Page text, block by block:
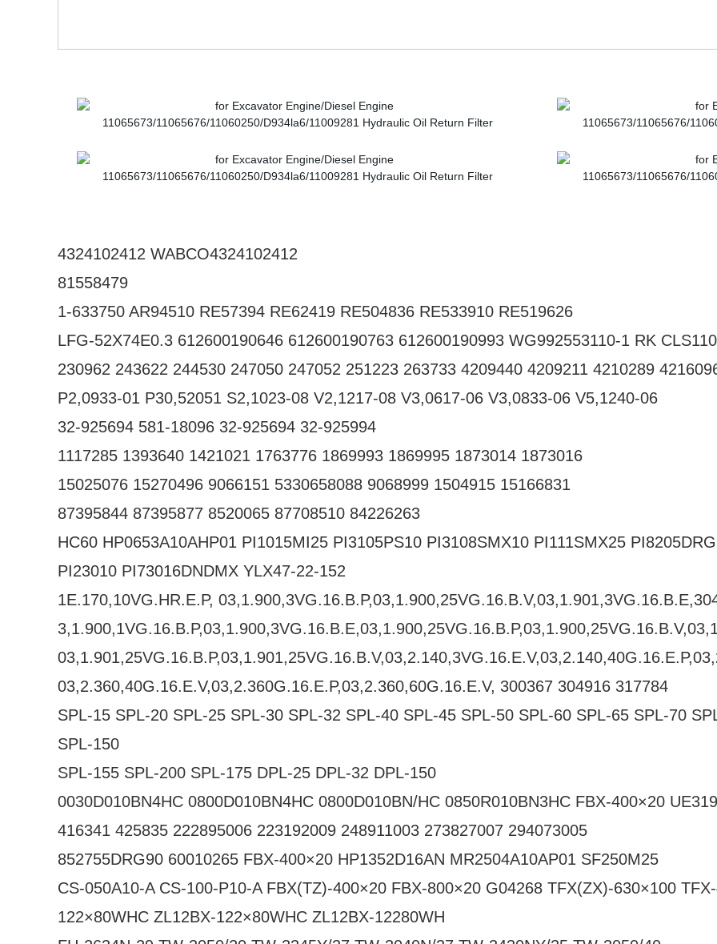
4324102412 WABCO4324102412
81558479
1-633750 AR94510 RE57394 RE62419 RE504836 RE533910 RE519626
LFG-52X74E0.3 612600190646 612600190763 612600190993 WG992553110-1 RK
230962 243622 244530 247050 247052 251223 263733 4209440 4209211 4210289
P2,0933-01 P30,52051 S2,1023-08 V2,1217-08 V3,0617-06 V3,0833-06 V5,1240-06
32-925694 581-18096 32-925694 32-925994
1117285 1393640 1421021 1763776 1869993 1869995 1873014 1873016
15025076 15270496 9066151 5330658088 9068999 1504915 15166831
87395844 87395877 8520065 87708510 84226263
HC60 HP0653A10AHP01 PI1015MI25 PI3105PS10 PI3108SMX10 PI111SMX25
PI23010 PI73016DNDMX YLX47-22-152
1E.170,10VG.HR.E.P,
03,2.360,40G.16.E.V,03,2.360G.16.E.P,03,2.360,60G.16.E.V, 300367 304916 317784
SPL-15 SPL-20 SPL-25 SPL-30 SPL-32 SPL-40 SPL-45 SPL-50 SPL-60 SPL-65 SPL-70
SPL-150
SPL-155 SPL-200 SPL-175 DPL-25 DPL-32 DPL-150
0030D010BN4HC 0800D010BN4HC 0800D010BN/HC 0850R010BN3HC FBX-400×20
416341 425835 222895006 223192009 248911003 273827007 294073005
852755DRG90 60010265 FBX-400×20 HP1352D16AN MR2504A10AP01 SF250M25
CS-050A10-A CS-100-P10-A FBX(TZ)-400×20 FBX-800×20 G04268 TFX(ZX)-630×100
122×80WHC ZL12BX-122×80WHC ZL12BX-12280WH